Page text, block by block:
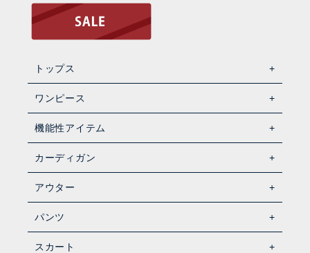
トップス
ワンピース
機能性アイテム
カーディガン
アウター
パンツ
スカート